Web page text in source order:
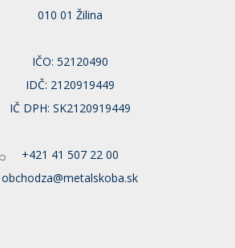
010 01 Žilina
IČO: 52120490
IDČ: 2120919449
IČ DPH: SK2120919449
+421 41 507 22 00
obchodza@metalskoba.sk